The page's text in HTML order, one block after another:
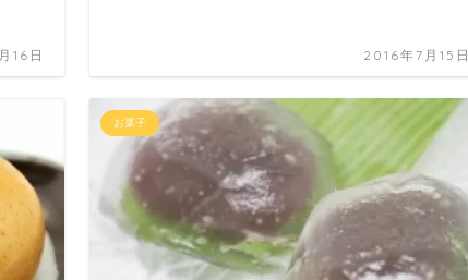
16日 2016年7月15日
お菓子